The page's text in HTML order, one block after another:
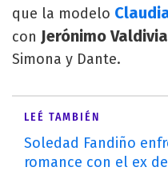
que la modelo
con Jerónimo Valdivia
Simona y Dante.
LEÉ TAMBIÉN
Soledad Fandiño
romance con el ex